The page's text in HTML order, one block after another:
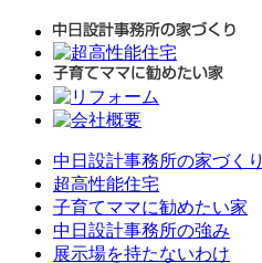
中日設計事務所の家づくり
超高性能住宅
子育てママに勧めたい家
中日設計事務所の強み
展示場を持たないわけ